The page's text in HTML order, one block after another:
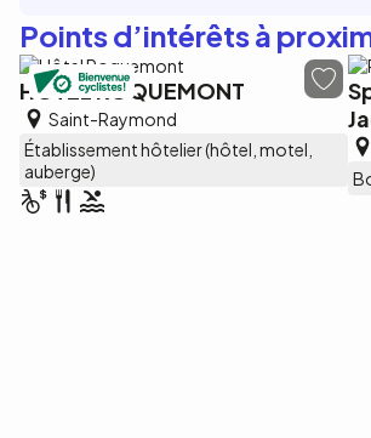
Points d’intérêts à
HÔTEL ROQUEMONT
Saint-Raymond
Établissement hôtelier (hôtel, motel,
auberge)